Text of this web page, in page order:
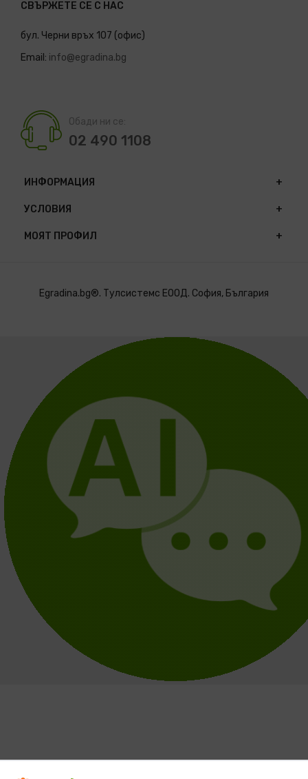
СВЪРЖЕТЕ СЕ С НАС
бул. Черни връх 107 (офис)
Email: info@egradina.bg
Обади ни се:
02 490 1108
ИНФОРМАЦИЯ
УСЛОВИЯ
МОЯТ ПРОФИЛ
Egradina.bg®. Тулсистемс ЕООД. София, България